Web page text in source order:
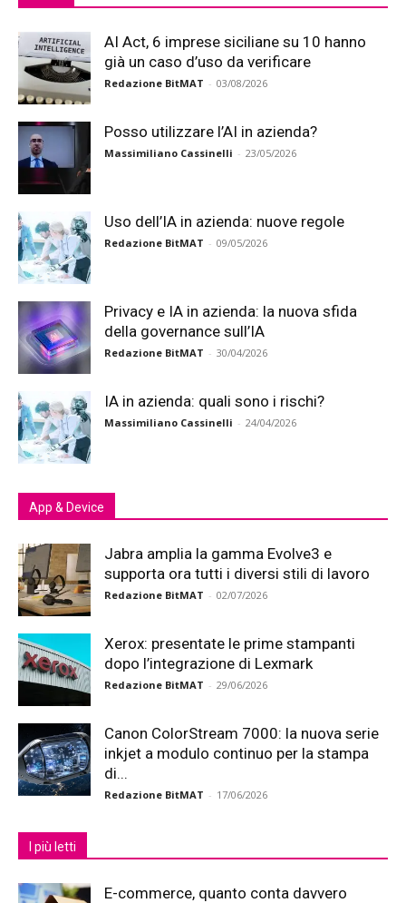
AI Act, 6 imprese siciliane su 10 hanno
già un caso d’uso da verificare
Redazione BitMAT - 03/08/2026
Posso utilizzare l’AI in azienda?
Massimiliano Cassinelli - 23/05/2026
Uso dell’IA in azienda: nuove regole
Redazione BitMAT - 09/05/2026
Privacy e IA in azienda: la nuova sfida
della governance sull’IA
Redazione BitMAT - 30/04/2026
IA in azienda: quali sono i rischi?
Massimiliano Cassinelli - 24/04/2026
App & Device
Jabra amplia la gamma Evolve3 e
supporta ora tutti i diversi stili di lavoro
Redazione BitMAT - 02/07/2026
Xerox: presentate le prime stampanti
dopo l’integrazione di Lexmark
Redazione BitMAT - 29/06/2026
Canon ColorStream 7000: la nuova serie
inkjet a modulo continuo per la stampa
di...
Redazione BitMAT - 17/06/2026
I più letti
E-commerce, quanto conta davvero